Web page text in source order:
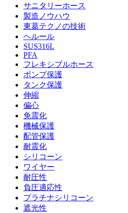
サニタリーホース
製造ノウハウ
東葛テクノの技術
ヘルール
SUS316L
PFA
フレキシブルホース
ポンプ保護
タンク保護
伸縮
偏心
免震化
機械保護
配管保護
耐震化
シリコーン
ワイヤー
耐圧性
負圧適応性
プラチナシリコーン
遮光性